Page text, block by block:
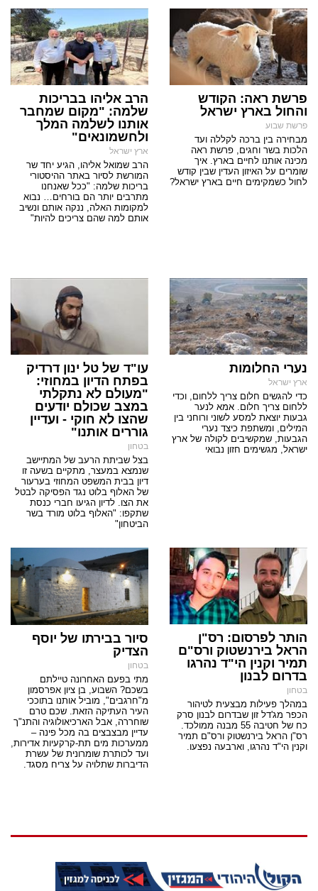
פרשת ראה: הקודש
והחול בארץ ישראל
פרשת שבוע
מבחירה בין ברכה לקללה ועד
הלכות בשר וחגים, פרשת ראה
מכינה אותנו לחיים בארץ. איך
שומרים על האיזון העדין שבין קודש
לחול כשמקימים חיים בארץ ישראל?
הרב אליהו בבריכות
שלמה: "מקום שמחבר
אותנו לשלמה המלך
ולחשמונאים"
ארץ ישראל
הרב שמואל אליהו, הגיע יחד שר
המורשת לסיור באתר ההיסטורי
בריכות שלמה: "ככל שאנחנו
מתרבים יותר הם בורחים… נבוא
למקומות האלה, ננקה אותם ונשיב
אותם למה שהם צריכים להיות"
נערי החלומות
ארץ ישראל
כדי להגשים חלום צריך ללחום, וכדי
ללחום צריך חלום. אמא לנער
גבעות יוצאת למסע לשוני ורוחני בין
המילים, ומשתפת כיצד נערי
הגבעות, שמקשיבים לקולה של ארץ
ישראל, מגשימים חזון נבואי
עו"ד של טל ינון דרדיק
בפתח הדיון במחוזי:
"מעולם לא נתקלתי
במצב שכולם יודעים
שהצו לא חוקי - ועדיין
גוררים אותנו"
בטחון
בצל שביתת הרעב של המתיישב
שנמצא במעצר, מתקיים בשעה זו
דיון בבית המשפט המחוזי בערעור
של האלוף בלוט נגד הפסיקה לבטל
את הצו. לדיון הגיעו חברי כנסת
שתקפו: "האלוף בלוט מורד בשר
הביטחון"
הותר לפרסום: רס"ן
הראל בירנשטוק ורס"ם
תמיר וקנין הי"ד נהרגו
בדרום לבנון
בטחון
במהלך פעילות מבצעית לטיהור
הכפר מג'דל זון שבדרום לבנון סרק
כח של חטיבה 55 מבנה ממולכד.
רס"ן הראל בירנשטוק ורס"ם תמיר
וקנין הי"ד נהרגו, וארבעה נפצעו.
סיור בבירתו של יוסף
הצדיק
בטחון
מתי בפעם האחרונה טיילתם
בשכם? השבוע, בן ציון אפרסמון
מ"חרגבים", מוביל אותנו בתוככי
העיר העתיקה הזאת. שכם טרם
שוחררה, אבל הארכיאולוגיה והתנ"ך
עדיין מבצבצים בה מכל פינה –
ממערכות מים תת-קרקעיות אדירות,
ועד לכותרת שומרונית של עשרת
הדיברות שתלויה על צריח מסגד.